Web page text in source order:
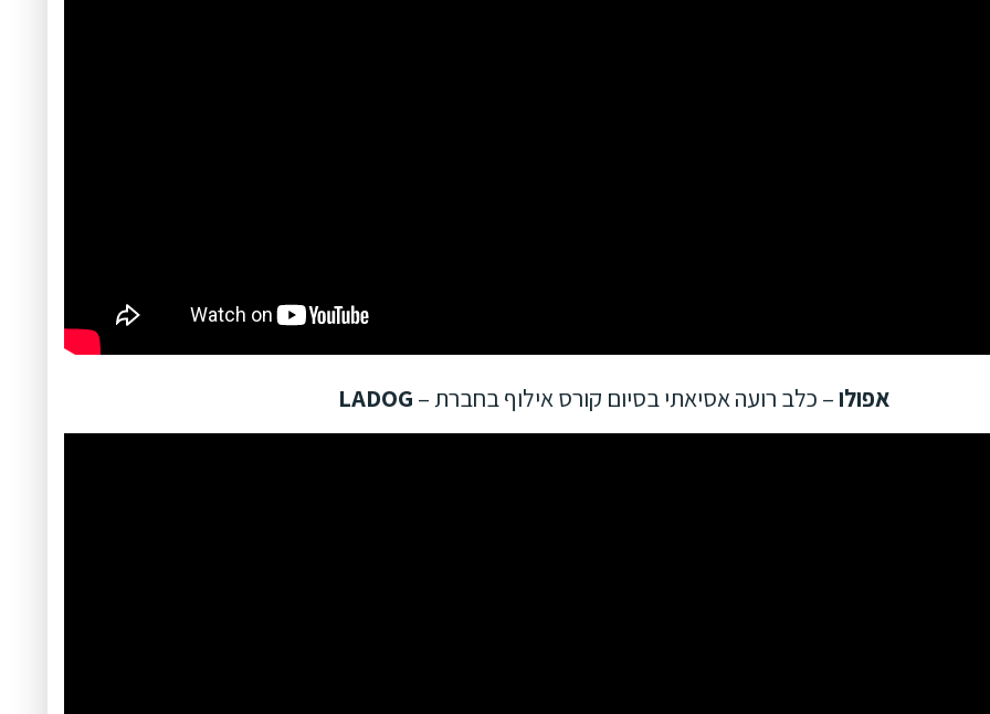
אפולו– כלב רועה אסיאתי בסיום קורס אילוף בחברת – LADOG